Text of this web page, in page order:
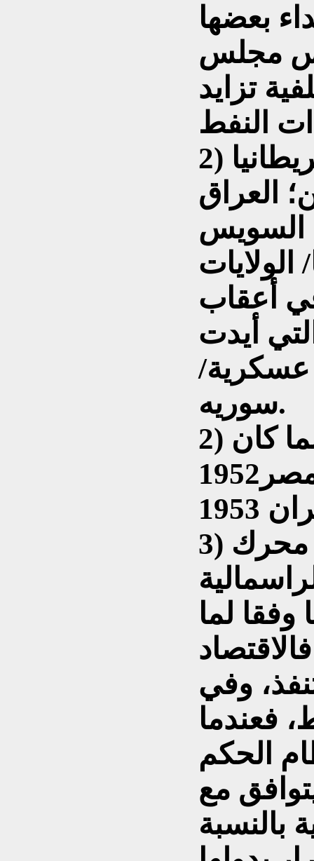
بعضها
مجلس
خلفية تزايد
2) الأمر الاخر الأهم .. تخلي بريطانيا
العراق
السويس
الولايات
أعقاب
أيدت
عسكرية/
سوريه.
2) التأثير العملي والإعلامي بما كان
سائدا آنذاك لاحداث مصر1952
3) الدوافع الجيوسياسية محرك
لما
وفي
فعندما
الحكم
مع
بالنسبة